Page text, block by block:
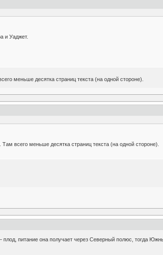
и Уаджет.
меньше десятка страниц текста (на одной стороне).
всего меньше десятка страниц текста (на одной стороне).
питание она получает через Северный полюс, тогда